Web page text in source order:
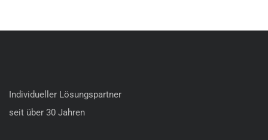
Individueller Lösungspartner
seit über 30 Jahren